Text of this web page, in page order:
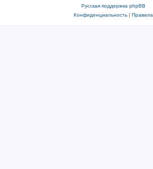
Русская поддержка phpBB
Конфиденциальность| Правила